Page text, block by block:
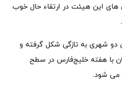
این هیئت در ارتقاء حال خوب
دو شهری به تازگی شکل گرفته و
با هفته خلیج‌فارس در سطح
می شود.